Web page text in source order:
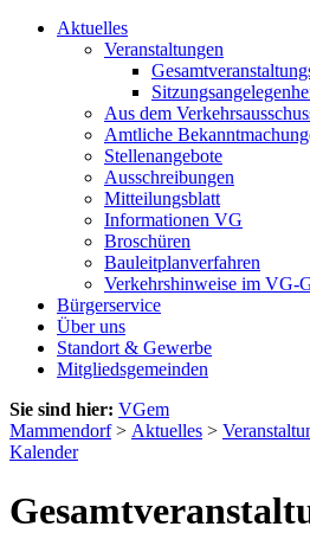
Aktuelles
Veranstaltungen
Aus dem
Amtliche
Stellenangebote
Ausschreibungen
Mitteilungsblatt
Informationen VG
Broschüren
Bauleitplanverfahren
Verkehrshinweise im VG-
Bürgerservice
Über uns
Standort & Gewerbe
Mitgliedsgemeinden
Sie sind hier: VGem
Mammendorf> Aktuelles >
Kalender